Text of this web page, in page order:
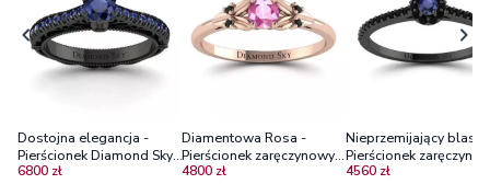
Dostojna elegancja -
Pierścionek Diamond Sky,
czarne złoto, szafiry
6800 zł
Diamentowa Rosa -
Pierścionek zaręczynowy z
różowego złota z
4800 zł
Nieprzemijający blask -
Pierścionek
czarnego złota z
4560 zł